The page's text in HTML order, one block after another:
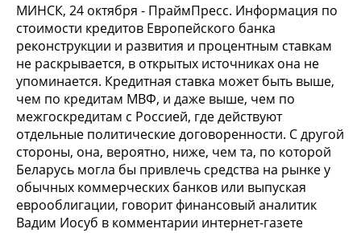
МИНСК, 24 октября - ПраймПресс. Информация по
стоимости кредитов Европейского банка
реконструкции и развития и процентным ставкам
не раскрывается, в открытых источниках она не
упоминается. Кредитная ставка может быть выше,
чем по кредитам МВФ, и даже выше, чем по
межгоскредитам с Россией, где действуют
отдельные политические договоренности. С другой
стороны, она, вероятно, ниже, чем та, по которой
Беларусь могла бы привлечь средства на рынке у
обычных коммерческих банков или выпуская
еврооблигации, говорит финансовый аналитик
Вадим Иосуб в комментарии интернет-газете